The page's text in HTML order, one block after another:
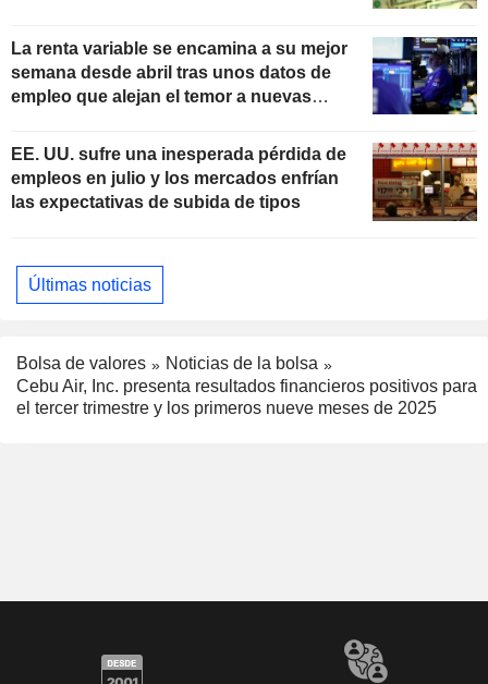
La renta variable se encamina a su mejor
semana desde abril tras unos datos de
empleo que alejan el temor a nuevas
EE. UU. sufre una inesperada pérdida de
empleos en julio y los mercados enfrían
las expectativas de subida de tipos
Últimas noticias
Bolsa de valores
Noticias de la bolsa
Cebu Air, Inc. presenta resultados financieros positivos para
el tercer trimestre y los primeros nueve meses de 2025